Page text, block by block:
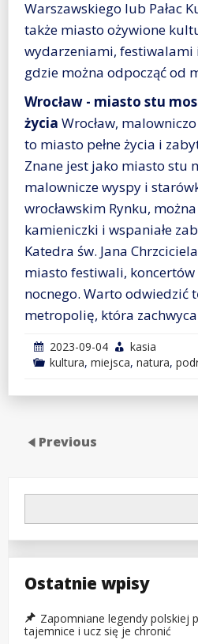
Warszawskiego lub Pałac
także miasto ożywione
wydarzeniami,
gdzie można odpocząć od
Wrocław - miasto stu
życia Wrocław,
to miasto pełne życia i
Znane jest jako miasto stu
malownicze wyspy i
wrocławskim Rynku,
kamieniczki i wspaniałe
Katedra św. Jana
miasto festiwali,
nocnego. Warto odwiedzić
metropolię, która
2023-09-04
kasia
kultura, miejsca, natura,
Previous
Ostatnie wpisy
Zapomniane legendy polskiej
tajemnice i ucz się je chronić